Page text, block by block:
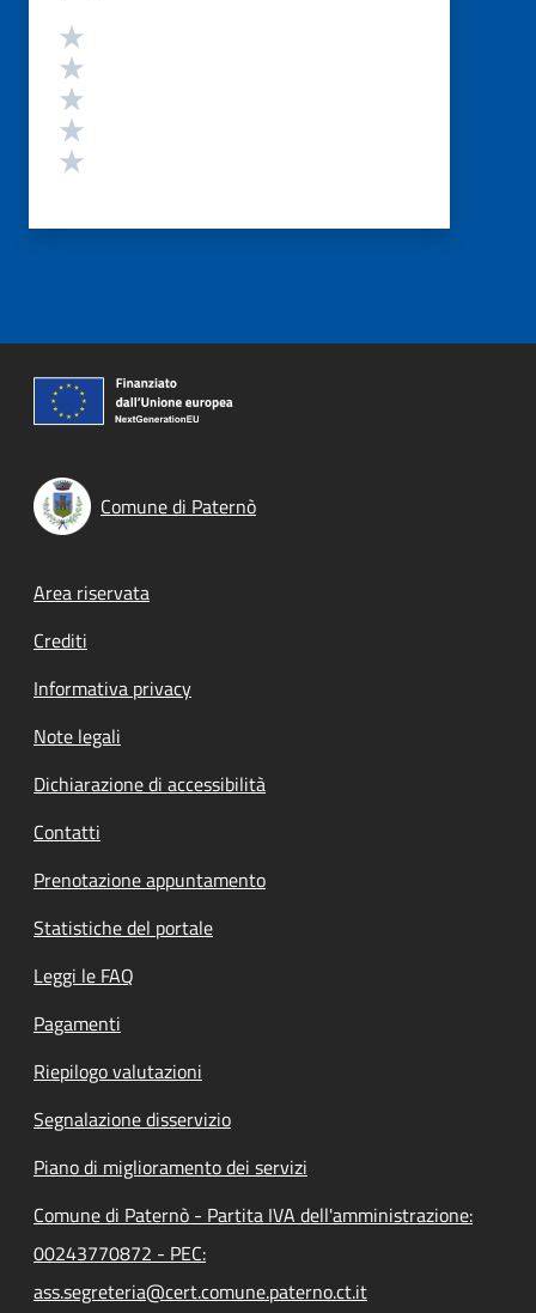
Valutazione
Comune di Paternò
Footer menu
Area riservata
Crediti
Informativa privacy
Note legali
Dichiarazione di accessibilità
Contatti
Prenotazione appuntamento
Statistiche del portale
Leggi le FAQ
Pagamenti
Riepilogo valutazioni
Segnalazione disservizio
Piano di miglioramento dei servizi
Comune di Paternò - Partita IVA dell'amministrazione:
00243770872 - PEC:
ass.segreteria@cert.comune.paterno.ct.it